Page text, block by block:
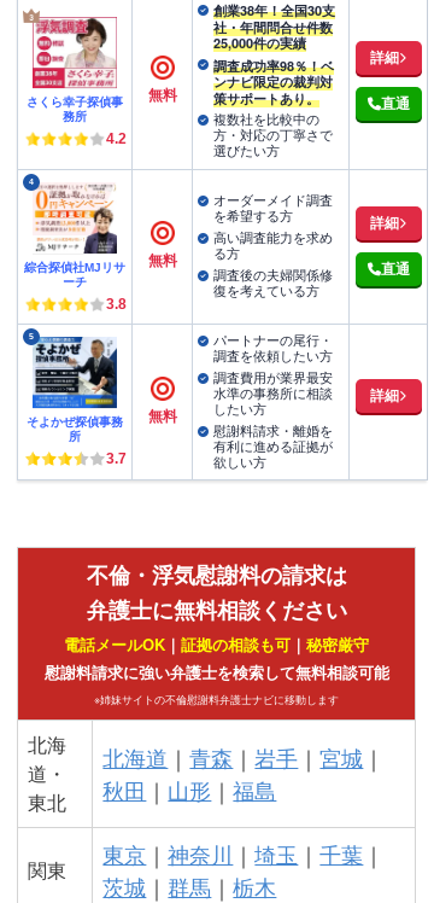
さくら幸子探偵事
務所
4.2
無料
創業38年！全国30支
社・年間問合せ件数
25,000件の実績
調査成功率98％！ベ
ンナビ限定の裁判対
策サポートあり。
複数社を比較中の
方・対応の丁寧さで
選びたい方
詳細
直通
4
綜合探偵社MJリサ
ーチ
3.8
無料
オーダーメイド調査
を希望する方
高い調査能力を求め
る方
調査後の夫婦関係修
復を考えている方
詳細
直通
5
そよかぜ探偵事務
所
3.7
無料
パートナーの尾行・
調査を依頼したい方
調査費用が業界最安
水準の事務所に相談
したい方
慰謝料請求・離婚を
有利に進める証拠が
欲しい方
詳細
不倫・浮気慰謝料の請求は
弁護士に無料相談ください
電話メールOK ｜証拠の相談も可 ｜秘密厳守
慰謝料請求に強い弁護士を検索して無料相談可能
※姉妹サイトの不倫慰謝料弁護士ナビに移動します
北海
道・
東北
北海道 ｜青森 ｜岩手 ｜宮城 ｜
秋田 ｜ 山形 ｜福島
関東
東京 ｜神奈川 ｜埼玉 ｜千葉 ｜
茨城 ｜ 群馬 ｜栃木